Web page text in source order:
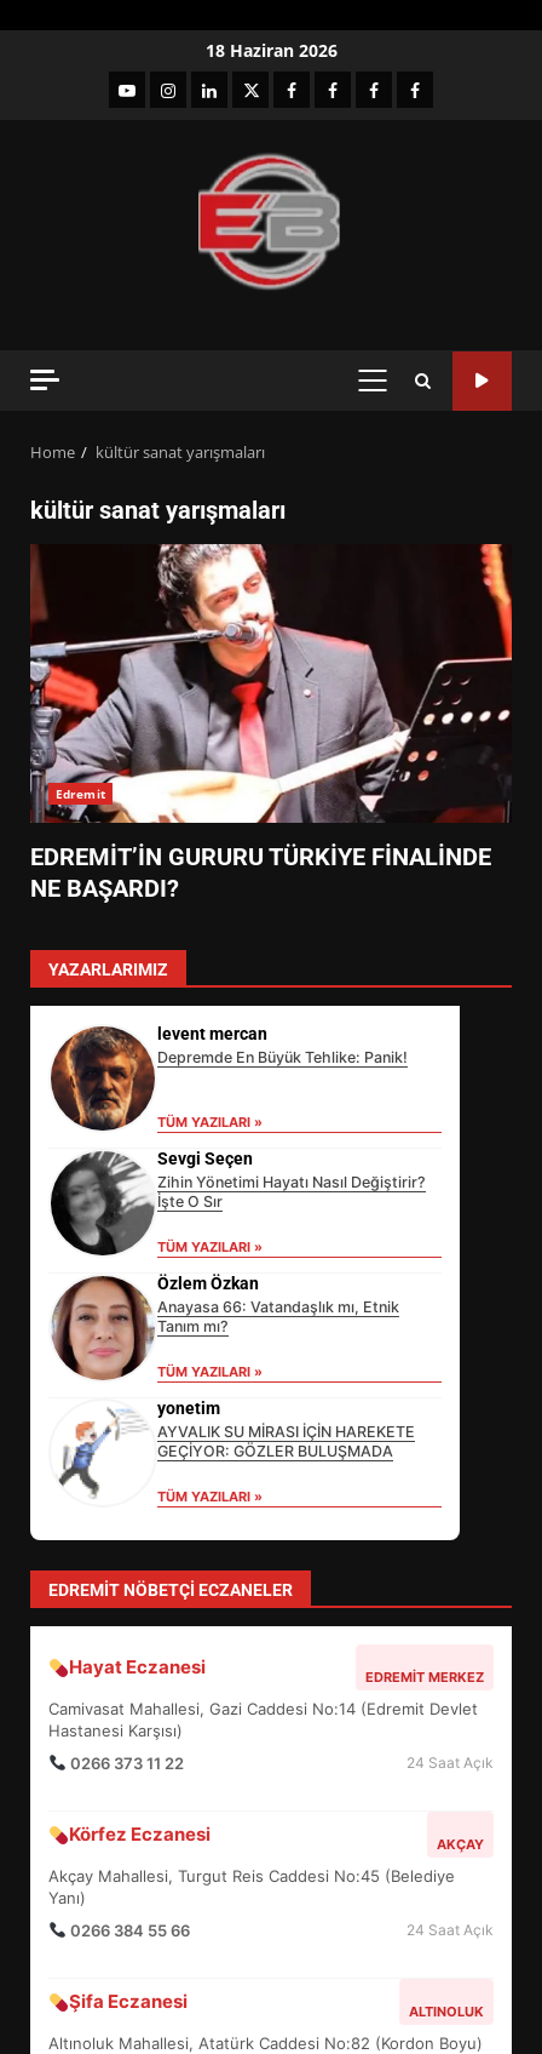
18 Haziran 2026
YouTubeInstagram
LinkedIntwitterfacebook-Facebook-
Facebook-Facebook-
PRIMARY
Home kültür sanat yarışmaları
kültür sanat yarışmaları
Edremit
EDREMİT’İN GURURU TÜRKİYE FİNALİNDE
NE BAŞARDI?
YAZARLARIMIZ
levent mercan
Depremde En Büyük Tehlike: Panik!
TÜM YAZILARI »
Sevgi Seçen
Zihin Yönetimi Hayatı Nasıl Değiştirir?
İşte O Sır
TÜM YAZILARI »
Özlem Özkan
Anayasa 66: Vatandaşlık mı, Etnik
Tanım mı?
TÜM YAZILARI »
yonetim
AYVALIK SU MİRASI İÇİN HAREKETE
GEÇİYOR: GÖZLER BULUŞMADA
TÜM YAZILARI »
EDREMIT NÖBETÇI ECZANELER
Hayat Eczanesi EDREMIT MERKEZ
Camivasat Mahallesi, Gazi Caddesi No:14 (Edremit Devlet
Hastanesi Karşısı)
0266 373 11 22
24 Saat Açık
Körfez Eczanesi AKÇAY
Akçay Mahallesi, Turgut Reis Caddesi No:45 (Belediye
Yanı)
0266 384 55 66
24 Saat Açık
Şifa Eczanesi ALTINOLUK
Altınoluk Mahallesi, Atatürk Caddesi No:82 (Kordon Boyu)
SÜRDÜRÜLEBİLİRLİKTE NE
DEĞİŞECEK?
4
5
BALIKESİR MÜZELERİNDE SÜRE
UZATILDI: NE DEĞİŞTİ?
6
TURNUVASI KAYITLARI NEYİ
7
YENİ YÖNETİM NASIL
ŞEKİLLENDİ?